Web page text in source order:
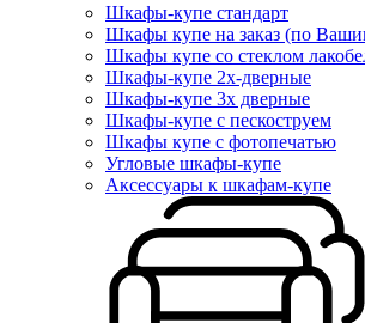
Шкафы-купе стандарт
Шкафы купе на заказ (по
Шкафы купе со стеклом
Шкафы-купе 2х-дверные
Шкафы-купе 3х дверные
Шкафы-купе с пескоструем
Шкафы купе с фотопечатью
Угловые шкафы-купе
Аксессуары к шкафам-купе